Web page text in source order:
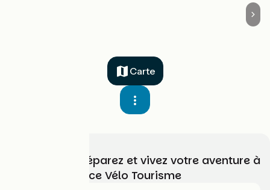
Carte
Choisissez, préparez et vivez votre aventure à
vélo avec France Vélo Tourisme